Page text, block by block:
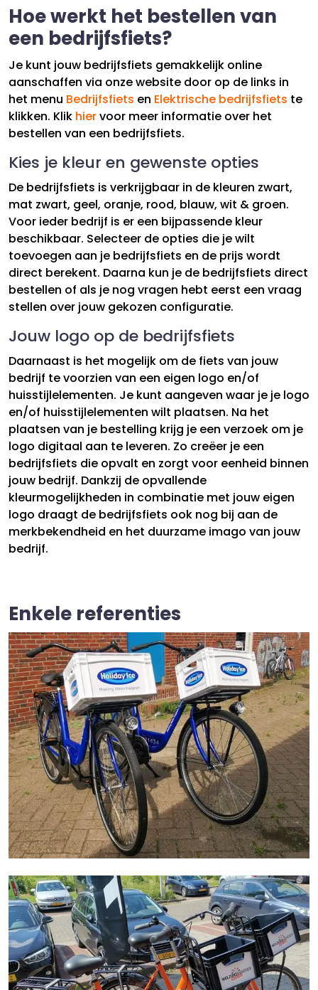
Hoe werkt het bestellen van
een bedrijfsfiets?
Je kunt jouw bedrijfsfiets gemakkelijk online
aanschaffen via onze website door op de links in
het menu Bedrijfsfiets en Elektrische bedrijfsfiets te
klikken. Klik hiervoor meer informatie over het
bestellen van een bedrijfsfiets.
Kies je kleur en gewenste opties
De bedrijfsfiets is verkrijgbaar in de kleuren zwart,
mat zwart, geel, oranje, rood, blauw, wit & groen.
Voor ieder bedrijf is er een bijpassende kleur
beschikbaar. Selecteer de opties die je wilt
toevoegen aan je bedrijfsfiets en de prijs wordt
direct berekent. Daarna kun je de bedrijfsfiets direct
bestellen of als je nog vragen hebt eerst een vraag
stellen over jouw gekozen configuratie.
Jouw logo op de bedrijfsfiets
Daarnaast is het mogelijk om de fiets van jouw
bedrijf te voorzien van een eigen logo en/of
huisstijlelementen. Je kunt aangeven waar je je logo
en/of huisstijlelementen wilt plaatsen. Na het
plaatsen van je bestelling krijg je een verzoek om je
logo digitaal aan te leveren. Zo creëer je een
bedrijfsfiets die opvalt en zorgt voor eenheid binnen
jouw bedrijf. Dankzij de opvallende
kleurmogelijkheden in combinatie met jouw eigen
logo draagt de bedrijfsfiets ook nog bij aan de
merkbekendheid en het duurzame imago van jouw
bedrijf.
Enkele referenties